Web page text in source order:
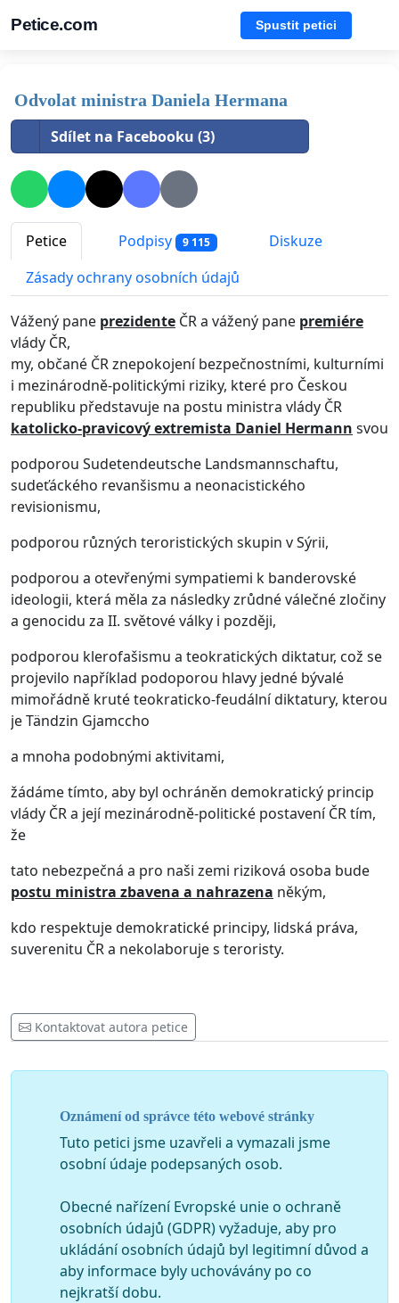
Petice.com Spustit petici
Odvolat ministra Daniela Hermana
Sdílet na Facebooku (3)
Petice Podpisy 9 115
Diskuze
Zásady ochrany osobních údajů
Vážený pane prezidente ČR a vážený pane premiére
vlády ČR,
my, občané ČR znepokojení bezpečnostními, kulturními
i mezinárodně-politickými riziky, které pro Českou
republiku představuje na postu ministra vlády ČR
katolicko-pravicový extremista Daniel Hermann svou
podporou Sudetendeutsche Landsmannschaftu,
sudeťáckého revanšismu a neonacistického
revisionismu,
podporou různých teroristických skupin v Sýrii,
podporou a otevřenými sympatiemi k banderovské
ideologii, která měla za následky zrůdné válečné zločiny
a genocidu za II. světové války i později,
podporou klerofašismu a teokratických diktatur, což se
projevilo například podoporou hlavy jedné bývalé
mimořádně kruté teokraticko-feudální diktatury, kterou
je Tändzin Gjamccho
a mnoha podobnými aktivitami,
žádáme tímto, aby byl ochráněn demokratický princip
vlády ČR a její mezinárodně-politické postavení ČR tím,
že
tato nebezpečná a pro naši zemi riziková osoba bude
postu ministra zbavena a nahrazena někým,
kdo respektuje demokratické principy, lidská práva,
suverenitu ČR a nekolaboruje s teroristy.
Kontaktovat autora petice
Oznámení od správce této webové stránky
Tuto petici jsme uzavřeli a vymazali jsme
osobní údaje podepsaných osob.
Obecné nařízení Evropské unie o ochraně
osobních údajů (GDPR) vyžaduje, aby pro
ukládání osobních údajů byl legitimní důvod a
aby informace byly uchovávány po co
nejkratší dobu.